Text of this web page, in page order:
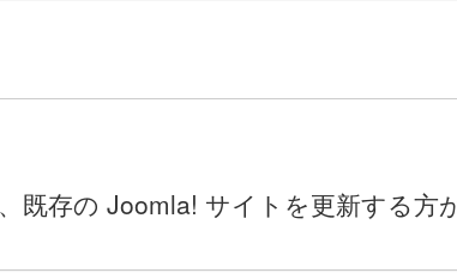
既存の Joomla! サイトを更新する方